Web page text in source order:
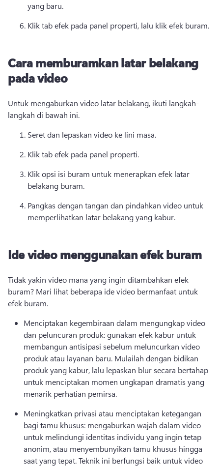
yang baru.
Klik tab efek pada panel properti, lalu klik efek buram.
Cara memburamkan latar belakang
pada video
Untuk mengaburkan video latar belakang, ikuti langkah-
langkah di bawah ini.
Seret dan lepaskan video ke lini masa.
Klik tab efek pada panel properti.
Klik opsi isi buram untuk menerapkan efek latar
belakang buram.
Pangkas dengan tangan dan pindahkan video untuk
memperlihatkan latar belakang yang kabur.
Ide video menggunakan efek buram
Tidak yakin video mana yang ingin ditambahkan efek
buram? Mari lihat beberapa ide video bermanfaat untuk
efek buram.
Menciptakan kegembiraan dalam mengungkap video
dan peluncuran produk: gunakan efek kabur untuk
membangun antisipasi sebelum meluncurkan video
produk atau layanan baru. Mulailah dengan bidikan
produk yang kabur, lalu lepaskan blur secara bertahap
untuk menciptakan momen ungkapan dramatis yang
menarik perhatian pemirsa.
Meningkatkan privasi atau menciptakan ketegangan
bagi tamu khusus: mengaburkan wajah dalam video
untuk melindungi identitas individu yang ingin tetap
anonim, atau menyembunyikan tamu khusus hingga
saat yang tepat. Teknik ini berfungsi baik untuk video